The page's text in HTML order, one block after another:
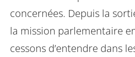
concernées. Depuis la
la mission parlementaire
cessons d’entendre dans